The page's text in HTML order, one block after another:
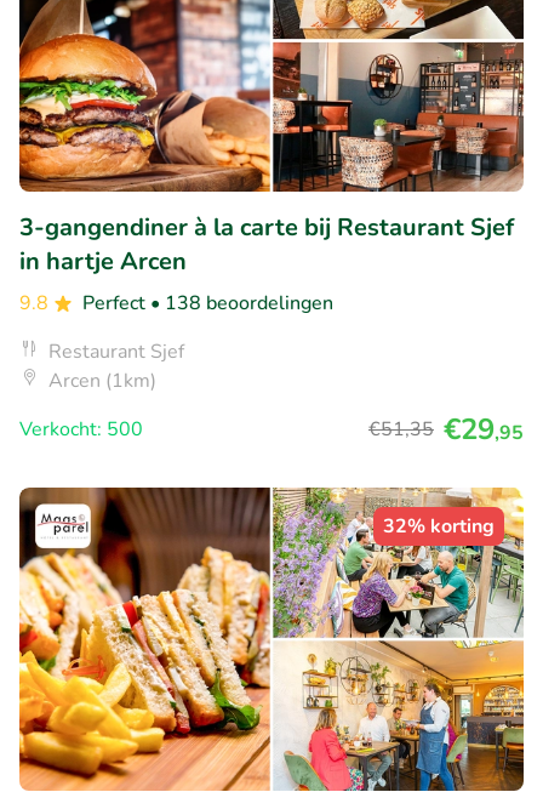
3-gangendiner à la carte bij Restaurant Sjef
in hartje Arcen
9.8 Perfect • 138 beoordelingen
Restaurant Sjef
Arcen (1km)
Verkocht: 500
€51,35 €29,95
32% korting